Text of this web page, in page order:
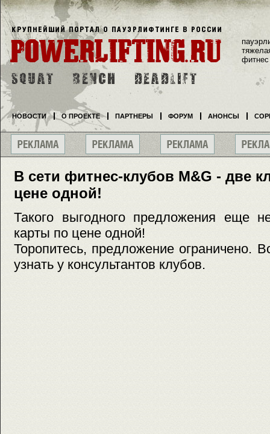
В сети фитнес-клубов M&G - две
цене одной!
Такого выгодного предложения еще
карты по цене одной!
Торопитесь, предложение ограничено.
узнать у консультантов клубов.
фитнес
НОВОСТИ О ПРОЕКТЕ ПАРТНЕРЫ ФОРУМ АНОНСЫ